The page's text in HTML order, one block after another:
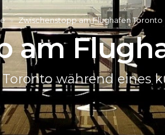
» Zwischenstopp am Flughafen Toronto
am
während eines